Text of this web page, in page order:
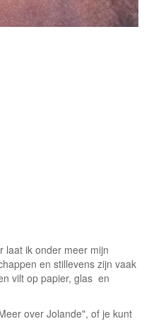
laat ik onder meer mijn
en stillevens zijn vaak
vilt op papier, glas en
over Jolande", of je kunt